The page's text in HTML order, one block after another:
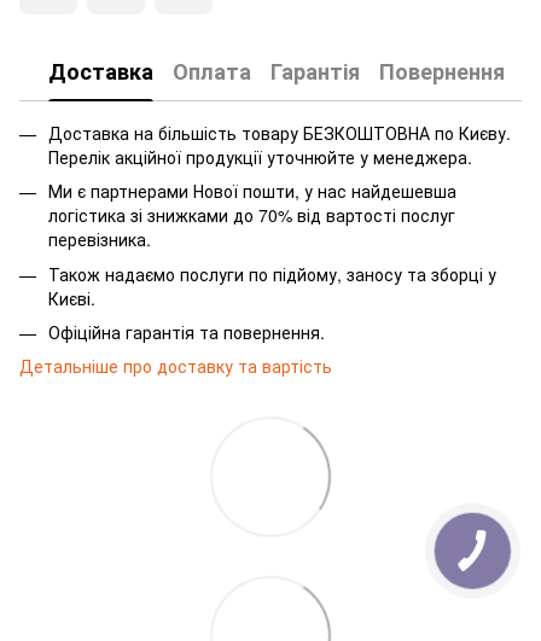
Доставка Оплата Гарантія Повернення
Доставка на більшість товару БЕЗКОШТОВНА по Києву.
Перелік акційної продукції уточнюйте у менеджера.
Ми є партнерами Нової пошти, у нас найдешевша
логістика зі знижками до 70% від вартості послуг
перевізника.
Також надаємо послуги по підйому, заносу та зборці у
Києві.
Офіційна гарантія та повернення.
Детальніше про доставку та вартість